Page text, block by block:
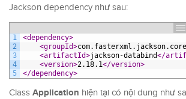
Jackson dependency như sau:
1
2
3
4
5
<dependency>
<groupId>com.fasterxml.jackson.core
<artifactId>jackson-databind</
<version>2.18.1</version>
</dependency>
Class Application hiện tại có nội dung như